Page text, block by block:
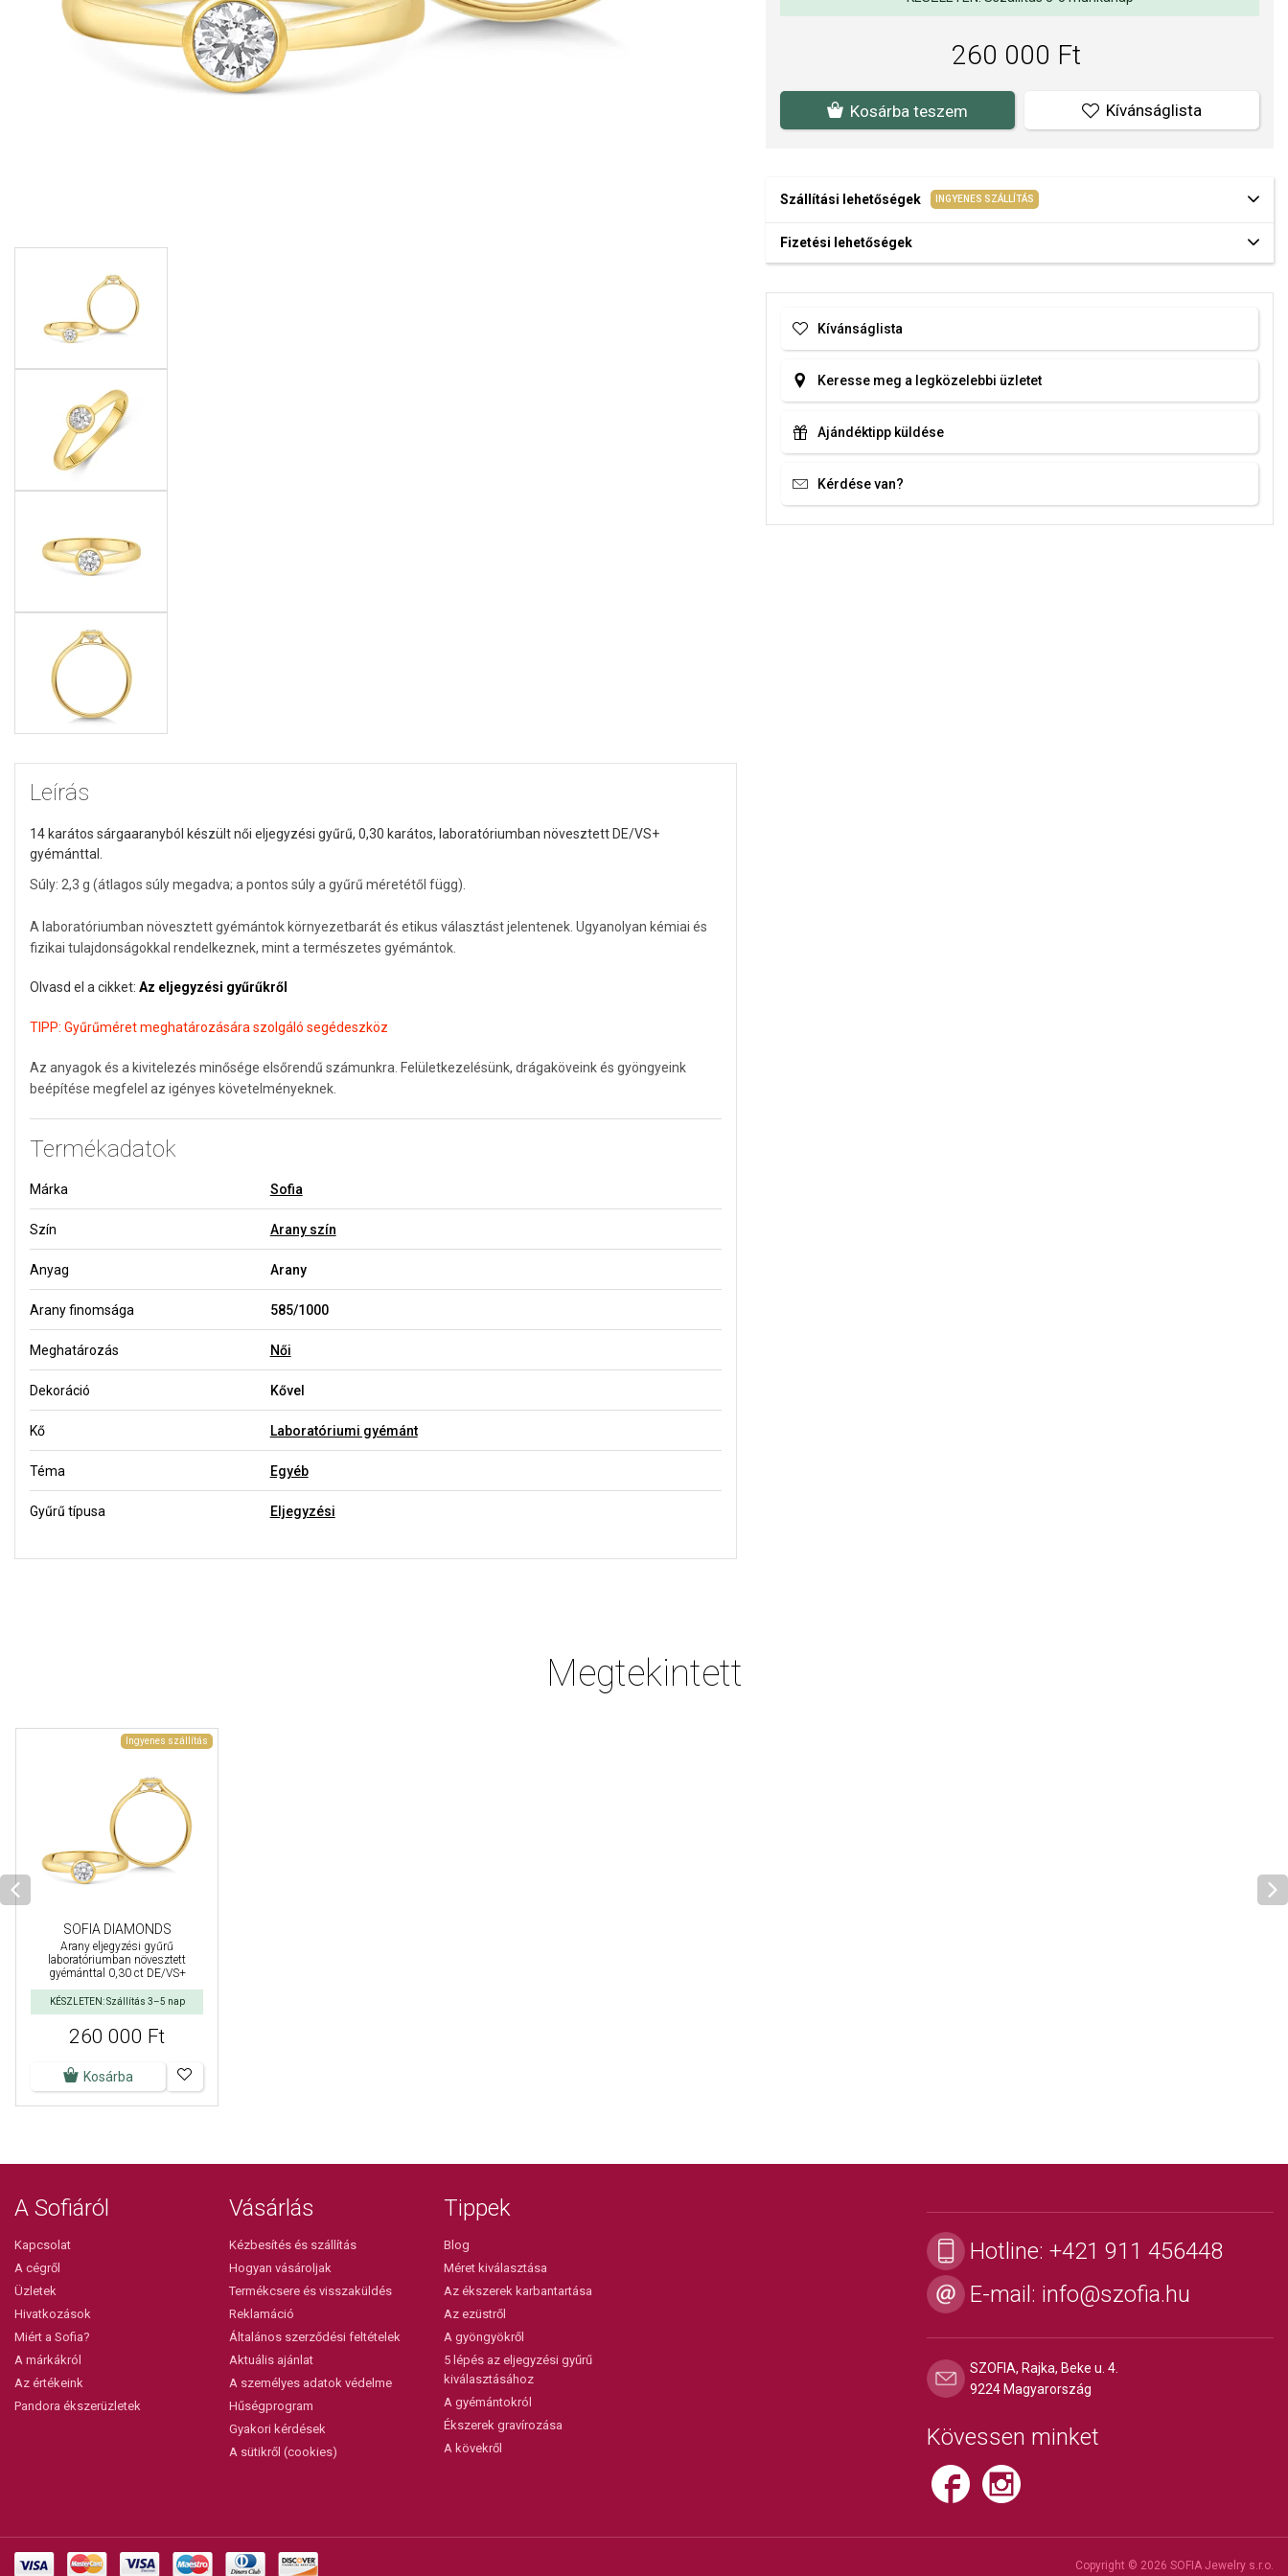
Leírás
14 karátos sárgaaranyból készült női eljegyzési gyűrű, 0,30 karátos, laboratóriumban növesztett DE/VS+
gyémánttal.
Súly: 2,3 g (átlagos súly megadva; a pontos súly a gyűrű méretétől függ).
A laboratóriumban növesztett gyémántok környezetbarát és etikus választást jelentenek. Ugyanolyan kémiai és
fizikai tulajdonságokkal rendelkeznek, mint a természetes gyémántok.
Olvasd el a cikket: Az eljegyzési gyűrűkről
TIPP: Gyűrűméret meghatározására szolgáló segédeszköz
Az anyagok és a kivitelezés minősége elsőrendű számunkra. Felületkezelésünk, drágaköveink és gyöngyeink
beépítése megfelel az igényes követelményeknek.
Termékadatok
Márka Sofia
Szín Arany szín
Anyag Arany
Arany finomsága 585/1000
Meghatározás Női
Dekoráció Kővel
Kő Laboratóriumi gyémánt
Téma Egyéb
Gyűrű típusa Eljegyzési
260 000 Ft
Kosárba teszem Kívánságlista
Szállítási lehetőségek INGYENES SZÁLLÍTÁS
Fizetési lehetőségek
Kívánságlista
Keresse meg a legközelebbi üzletet
Ajándéktipp küldése
Kérdése van?
Megtekintett
Ingyenes szállítás
SOFIA DIAMONDS
Arany eljegyzési gyűrű
laboratóriumban növesztett
gyémánttal 0,30 ct DE/VS+
KÉSZLETEN: Szállítás 3–5 nap
260 000 Ft
Kosárba
A Sofiáról
Kapcsolat
A cégről
Üzletek
Hivatkozások
Miért a Sofia?
A márkákról
Az értékeink
Pandora ékszerüzletek
Vásárlás
Kézbesítés és szállítás
Hogyan vásároljak
Termékcsere és visszaküldés
Reklamáció
Általános szerződési feltételek
Aktuális ajánlat
A személyes adatok védelme
Hűségprogram
Gyakori kérdések
A sütikről (cookies)
Tippek
Blog
Méret kiválasztása
Az ékszerek karbantartása
Az ezüstről
A gyöngyökről
5 lépés az eljegyzési gyűrű
kiválasztásához
A gyémántokról
Ékszerek gravírozása
A kövekről
Hotline: +421 911 456448
E-mail: info@szofia.hu
SZOFIA, Rajka, Beke u. 4.
9224 Magyarország
Kövessen minket
Copyright © 2026 SOFIA Jewelry s.r.o.